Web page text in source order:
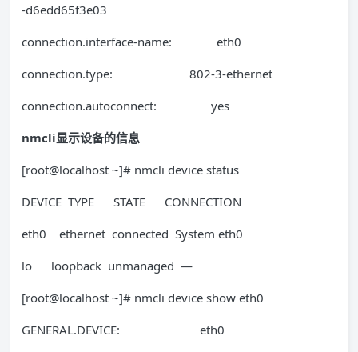
-d6edd65f3e03
connection.interface-name: eth0
connection.type: 802-3-ethernet
connection.autoconnect: yes
nmcli显示设备的信息
[root@localhost ~]# nmcli device status
DEVICE TYPE STATE CONNECTION
eth0 ethernet connected System eth0
lo loopback unmanaged —
[root@localhost ~]# nmcli device show eth0
GENERAL.DEVICE: eth0